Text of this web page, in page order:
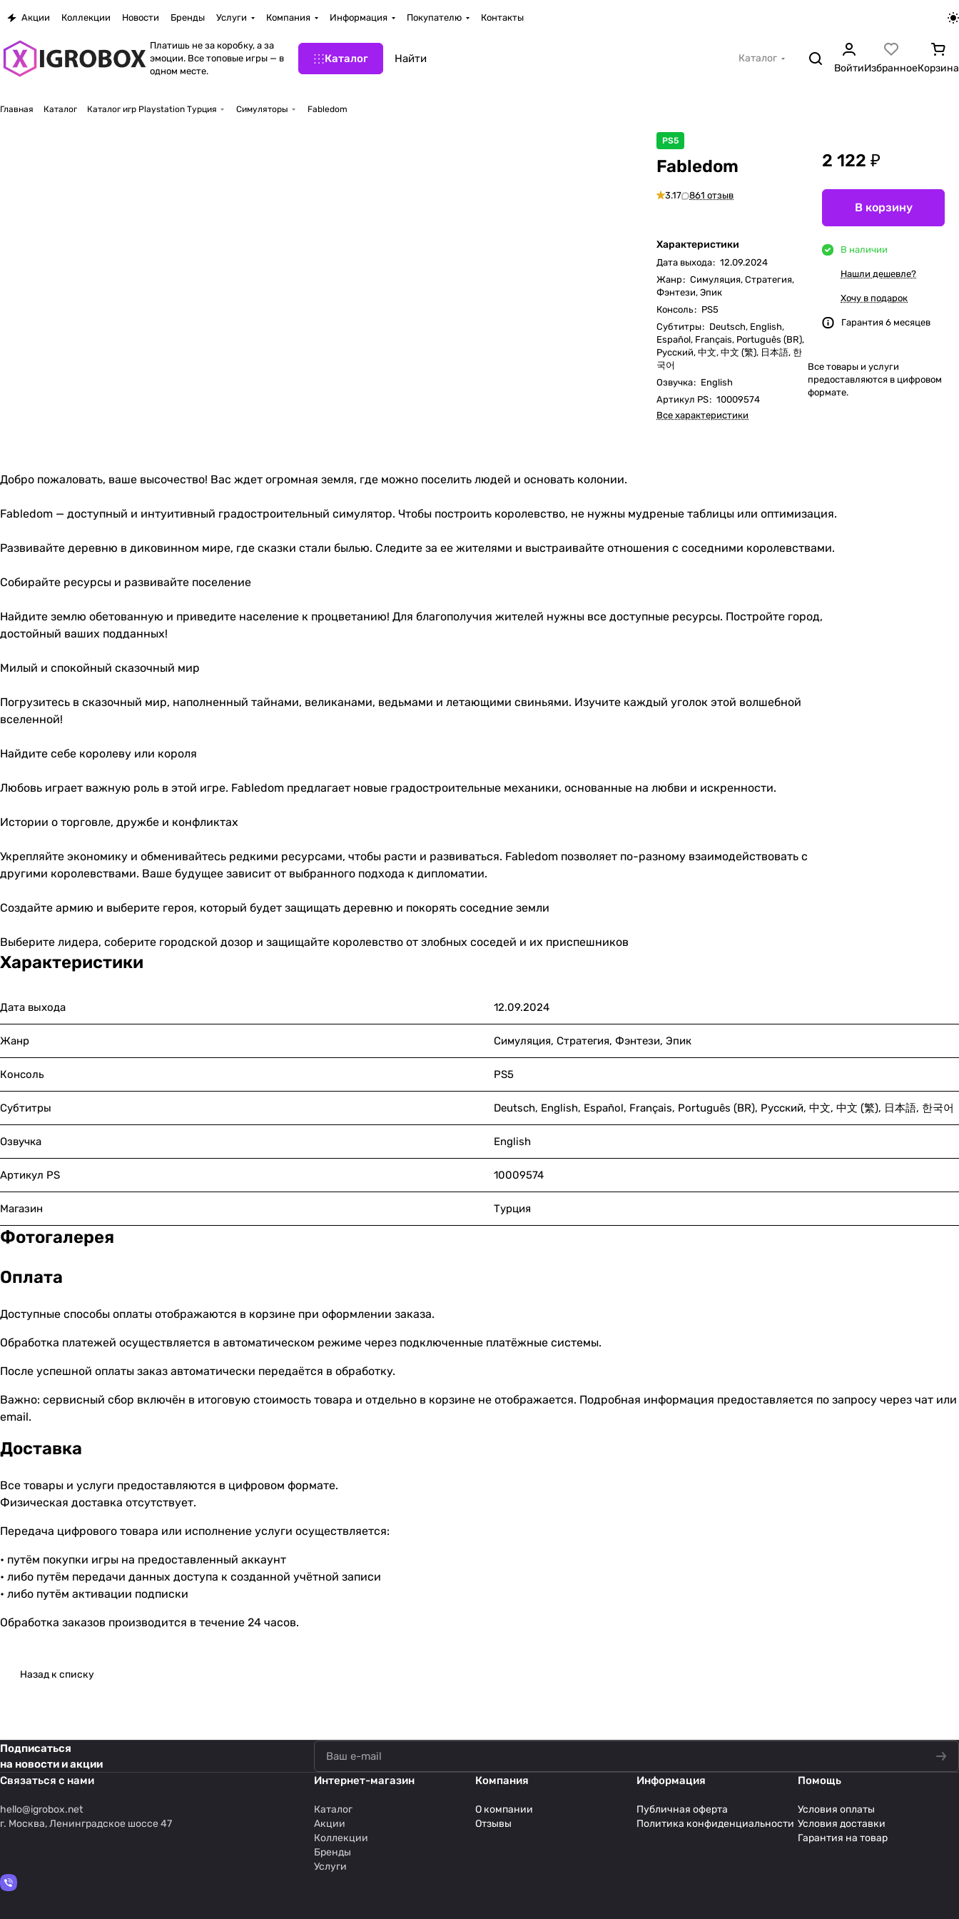
Акции Коллекции Новости Бренды Услуги Компания Информация Покупателю Контакты
Платишь не за коробку, а за
эмоции. Все топовые игры — в
одном месте.
Каталог
Каталог
ВойтиИзбранноеКорзина
Главная Каталог Каталог игр Playstation Турция Симуляторы Fabledom
PS5
Fabledom
3.17 861 отзыв
Характеристики
Дата выхода: 12.09.2024
Жанр: Симуляция, Стратегия,
Фэнтези, Эпик
Консоль: PS5
Субтитры: Deutsch, English,
Español, Français, Português (BR),
Русский, 中文, 中文 (繁), 日本語, 한
국어
Озвучка: English
Артикул PS: 10009574
Все характеристики
2 122 ₽
В корзину
В наличии
Нашли дешевле?
Хочу в подарок
Гарантия 6 месяцев
Все товары и услуги
предоставляются в цифровом
формате.
Добро пожаловать, ваше высочество! Вас ждет огромная земля, где можно поселить людей и основать колонии.
Fabledom — доступный и интуитивный градостроительный симулятор. Чтобы построить королевство, не нужны мудреные таблицы или оптимизация.
Развивайте деревню в диковинном мире, где сказки стали былью. Следите за ее жителями и выстраивайте отношения с соседними королевствами.
Собирайте ресурсы и развивайте поселение
Найдите землю обетованную и приведите население к процветанию! Для благополучия жителей нужны все доступные ресурсы. Постройте город,
достойный ваших подданных!
Милый и спокойный сказочный мир
Погрузитесь в сказочный мир, наполненный тайнами, великанами, ведьмами и летающими свиньями. Изучите каждый уголок этой волшебной
вселенной!
Найдите себе королеву или короля
Любовь играет важную роль в этой игре. Fabledom предлагает новые градостроительные механики, основанные на любви и искренности.
Истории о торговле, дружбе и конфликтах
Укрепляйте экономику и обменивайтесь редкими ресурсами, чтобы расти и развиваться. Fabledom позволяет по-разному взаимодействовать с
другими королевствами. Ваше будущее зависит от выбранного подхода к дипломатии.
Создайте армию и выберите героя, который будет защищать деревню и покорять соседние земли
Выберите лидера, соберите городской дозор и защищайте королевство от злобных соседей и их приспешников
Характеристики
Дата выхода 12.09.2024
Жанр Симуляция, Стратегия, Фэнтези, Эпик
Консоль PS5
Субтитры Deutsch, English, Español, Français, Português (BR), Русский, 中文, 中文 (繁), 日本語, 한국어
Озвучка English
Артикул PS 10009574
Магазин Турция
Фотогалерея
Оплата
Доступные способы оплаты отображаются в корзине при оформлении заказа.
Обработка платежей осуществляется в автоматическом режиме через подключенные платёжные системы.
После успешной оплаты заказ автоматически передаётся в обработку.
Важно: сервисный сбор включён в итоговую стоимость товара и отдельно в корзине не отображается. Подробная информация предоставляется по запросу через чат или
email.
Доставка
Все товары и услуги предоставляются в цифровом формате.
Физическая доставка отсутствует.
Передача цифрового товара или исполнение услуги осуществляется:
• путём покупки игры на предоставленный аккаунт
• либо путём передачи данных доступа к созданной учётной записи
• либо путём активации подписки
Обработка заказов производится в течение 24 часов.
Назад к списку
Подписаться
на новости и акции
Связаться с нами
hello@igrobox.net
г. Москва, Ленинградское шоссе 47
Интернет-магазин
Каталог
Акции
Коллекции
Бренды
Услуги
Компания
О компании
Отзывы
Информация
Публичная оферта
Политика конфиденциальности
Помощь
Условия оплаты
Условия доставки
Гарантия на товар